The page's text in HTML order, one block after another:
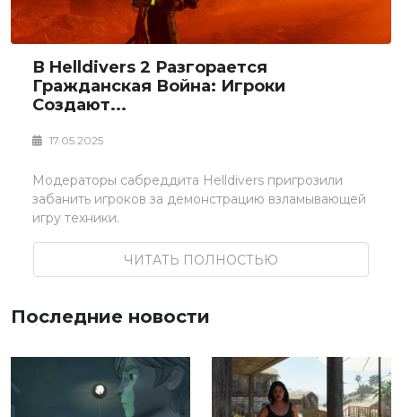
В Helldivers 2 Разгорается
Гражданская Война: Игроки
Создают...
17.05.2025
Модераторы сабреддита Helldivers пригрозили
забанить игроков за демонстрацию взламывающей
игру техники.
ЧИТАТЬ ПОЛНОСТЬЮ
Последние новости